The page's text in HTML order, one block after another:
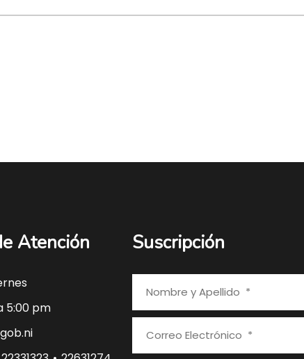
Atención
5:00 pm
Suscripción